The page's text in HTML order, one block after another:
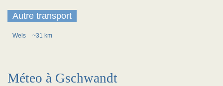
Autre transport
Wels ~31 km
Méteo à Gschwandt